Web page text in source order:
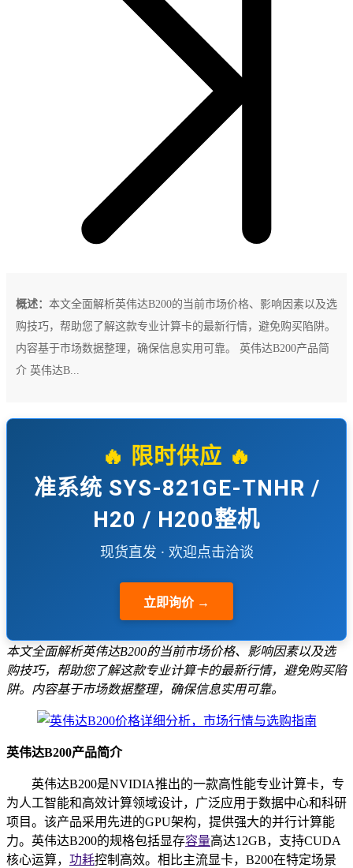
概述： 本文全面解析英伟达B200的当前市场价格、影响因素以及选
购技巧，帮助您了解这款专业计算卡的最新行情，避免购买陷阱。
内容基于市场数据整理，确保信息实用可靠。 英伟达B200产品简
介 英伟达B...
🔥 限时供应 🔥
准系统 SYS-821GE-TNHR /
H20 / H200整机
现货直发 · 欢迎点击洽谈
立即询价 →
本文全面解析英伟达B200的当前市场价格、影响因素以及选
购技巧，帮助您了解这款专业计算卡的最新行情，避免购买陷
阱。内容基于市场数据整理，确保信息实用可靠。
英伟达B200产品简介
英伟达B200是NVIDIA推出的一款高性能专业计算卡，专
为人工智能和高效计算领域设计，广泛应用于数据中心和科研
项目。该产品采用先进的GPU架构，提供强大的并行计算能
力。英伟达B200的规格包括显存容量高达12GB，支持CUDA
核心运算， 功耗控制高效。相比主流显卡，B200在特定场景